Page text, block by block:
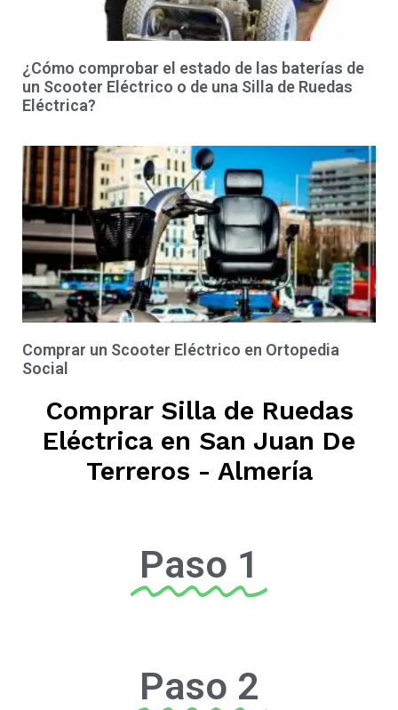
¿Cómo comprobar el estado de las baterías de
un Scooter Eléctrico o de una Silla de Ruedas
Eléctrica?
Comprar un Scooter Eléctrico en Ortopedia
Social
Comprar Silla de Ruedas
Eléctrica en San Juan De
Terreros - Almería
Paso 1
Paso 2